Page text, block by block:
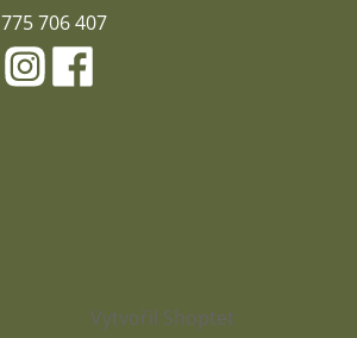
775 706 407
Vytvořil Shoptet